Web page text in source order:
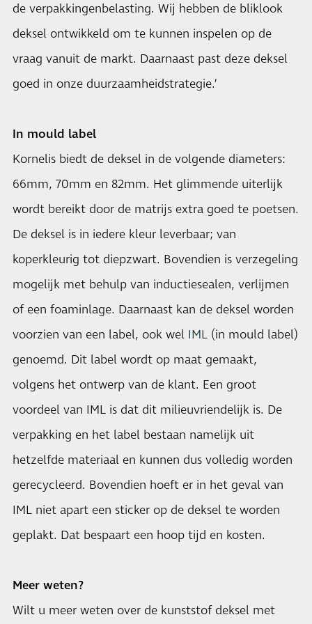
de verpakkingenbelasting. Wij hebben de bliklook
deksel ontwikkeld om te kunnen inspelen op de
vraag vanuit de markt. Daarnaast past deze deksel
goed in onze duurzaamheidstrategie.’
In mould label
Kornelis biedt de deksel in de volgende diameters:
66mm, 70mm en 82mm. Het glimmende uiterlijk
wordt bereikt door de matrijs extra goed te poetsen.
De deksel is in iedere kleur leverbaar; van
koperkleurig tot diepzwart. Bovendien is verzegeling
mogelijk met behulp van inductiesealen, verlijmen
of een foaminlage. Daarnaast kan de deksel worden
voorzien van een label, ook wel IML (in mould label)
genoemd. Dit label wordt op maat gemaakt,
volgens het ontwerp van de klant. Een groot
voordeel van IML is dat dit milieuvriendelijk is. De
verpakking en het label bestaan namelijk uit
hetzelfde materiaal en kunnen dus volledig worden
gerecycleerd. Bovendien hoeft er in het geval van
IML niet apart een sticker op de deksel te worden
geplakt. Dat bespaart een hoop tijd en kosten.
Meer weten?
Wilt u meer weten over de kunststof deksel met